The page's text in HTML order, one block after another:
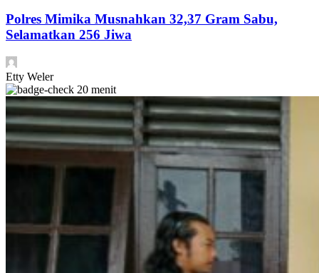
Polres Mimika Musnahkan 32,37 Gram Sabu,
Selamatkan 256 Jiwa
Etty Weler
20 menit